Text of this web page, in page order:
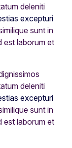
deleniti
excepturi
sunt in
est laborum et
deleniti
excepturi
sunt in
est laborum et